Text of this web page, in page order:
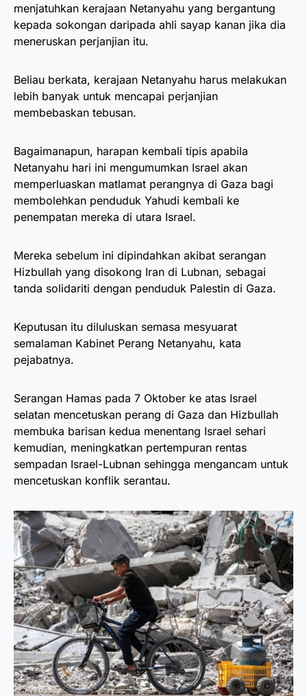
menjatuhkan kerajaan Netanyahu yang bergantung
kepada sokongan daripada ahli sayap kanan jika dia
meneruskan perjanjian itu.
Beliau berkata, kerajaan Netanyahu harus melakukan
lebih banyak untuk mencapai perjanjian
membebaskan tebusan.
Bagaimanapun, harapan kembali tipis apabila
Netanyahu hari ini mengumumkan Israel akan
memperluaskan matlamat perangnya di Gaza bagi
membolehkan penduduk Yahudi kembali ke
penempatan mereka di utara Israel.
Mereka sebelum ini dipindahkan akibat serangan
Hizbullah yang disokong Iran di Lubnan, sebagai
tanda solidariti dengan penduduk Palestin di Gaza.
Keputusan itu diluluskan semasa mesyuarat
semalaman Kabinet Perang Netanyahu, kata
pejabatnya.
Serangan Hamas pada 7 Oktober ke atas Israel
selatan mencetuskan perang di Gaza dan Hizbullah
membuka barisan kedua menentang Israel sehari
kemudian, meningkatkan pertempuran rentas
sempadan Israel-Lubnan sehingga mengancam untuk
mencetuskan konflik serantau.